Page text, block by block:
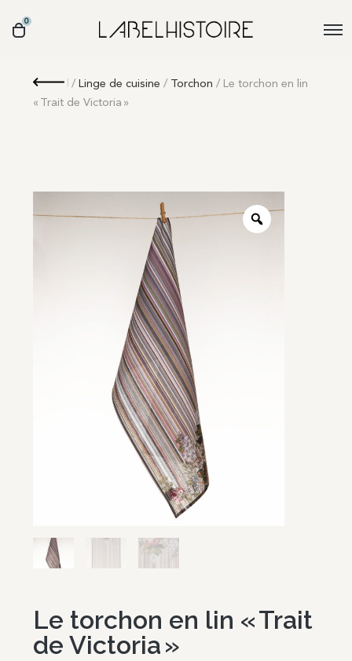
0
Retour
/ Linge de cuisine / Torchon / Le torchon en lin
« Trait de Victoria »
Le torchon en lin « Trait
de Victoria »